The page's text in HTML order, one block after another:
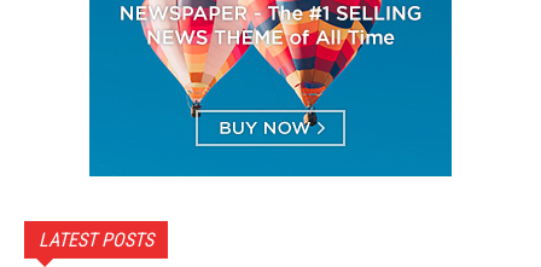
LATEST POSTS